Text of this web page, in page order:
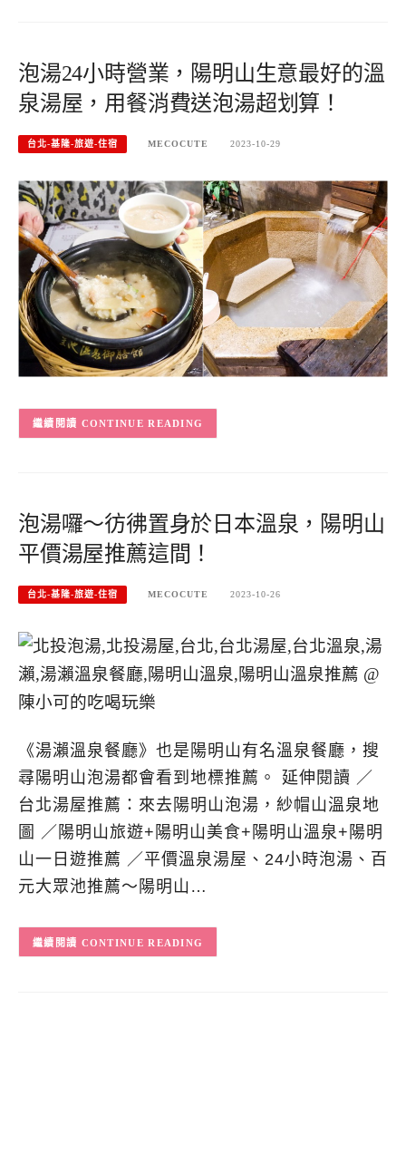
泡湯24小時營業，陽明山生意最好的溫
泉湯屋，用餐消費送泡湯超划算！
台北-基隆-旅遊-住宿 MECOCUTE 2023-10-29
CONTINUE READING
泡湯囉～彷彿置身於日本溫泉，陽明山
平價湯屋推薦這間！
台北-基隆-旅遊-住宿 MECOCUTE 2023-10-26
《湯瀨溫泉餐廳》也是陽明山有名溫泉餐廳，搜
尋陽明山泡湯都會看到地標推薦。 延伸閱讀 ／
台北湯屋推薦：來去陽明山泡湯，紗帽山溫泉地
圖 ／陽明山旅遊+陽明山美食+陽明山溫泉+陽明
山一日遊推薦 ／平價溫泉湯屋、24小時泡湯、百
元大眾池推薦～陽明山…
CONTINUE READING